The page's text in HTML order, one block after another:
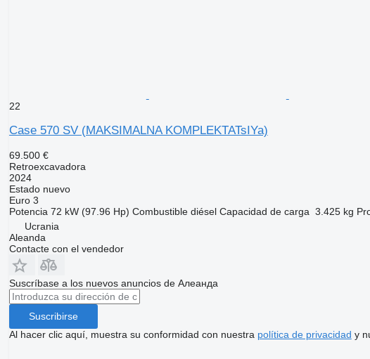
22
Case 570 SV (MAKSIMALNA KOMPLEKTATsIYa)
69.500 €
Retroexcavadora
2024
Estadonuevo
Euro 3
Potencia 72 kW (97.96 Hp) Combustible diésel Capacidad de carga 3.425 kg
Ucrania
Aleanda
Contacte con el vendedor
Suscríbase a los nuevos anuncios de Алеанда
Suscribirse
Al hacer clic aquí, muestra su conformidad con nuestra política de privacidad y